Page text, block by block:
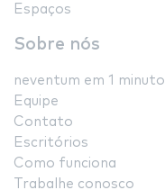
Espaços
Sobre nós
neventum em 1 minuto
Equipe
Contato
Escritórios
Como funciona
Trabalhe conosco